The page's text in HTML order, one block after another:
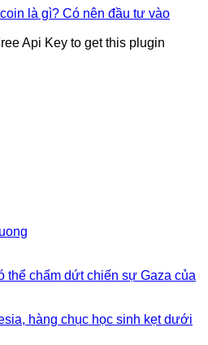
là gì? Có nên đầu tư vào
Api Key to get this plugin
thể chấm dứt chiến sự Gaza của
hàng chục học sinh kẹt dưới